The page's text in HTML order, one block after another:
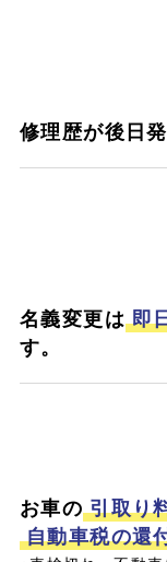
修理歴が後日
名義変更は 即
す。
お車の 引取り
自動車税の還